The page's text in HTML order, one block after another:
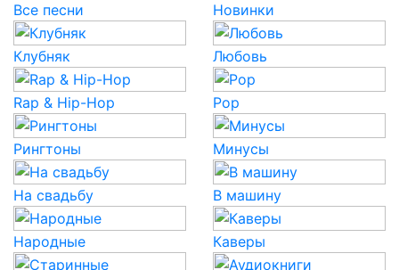
Все песни Новинки
Клубняк Любовь
Rap & Hip-Hop Pop
Рингтоны Минусы
На свадьбу В машину
Народные Каверы